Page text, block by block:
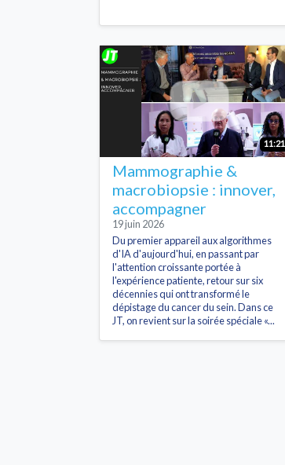
11:21
Mammographie &
macrobiopsie : innover,
accompagner
19 juin 2026
Du premier appareil aux algorithmes
d'IA d'aujourd'hui, en passant par
l'attention croissante portée à
l'expérience patiente, retour sur six
décennies qui ont transformé le
dépistage du cancer du sein. Dans ce
JT, on revient sur la soirée spéciale «...